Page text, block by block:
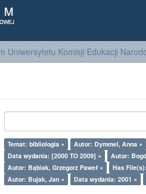
Uniwersytetu Komisji Edukacji
Temat: bibliologia × Autor: Dymmel, Anna ×
Data wydania: [2000 TO 2009] ×
Autor:
Autor: Bąbiak, Grzegorz Paweł ×
Has
Autor: Bujak, Jan ×
Data wydania: 2001 ×